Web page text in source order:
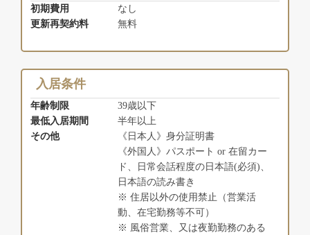
初期費用
なし
更新再契約料
無料
入居条件
年齢制限
39歳以下
最低入居期間
半年以上
その他
《日本人》身分証明書
《外国人》パスポート or 在留カー
ド、日常会話程度の日本語(必須)、
日本語の読み書き
※ 住居以外の使用禁止（営業活
動、在宅勤務等不可）
※ 風俗営業、又は夜勤勤務のある